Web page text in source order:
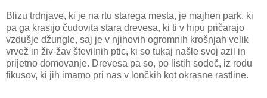
Blizu trdnjave, ki je na rtu starega mesta, je majhen park, ki
pa ga krasijo čudovita stara drevesa, ki ti v hipu pričarajo
vzdušje džungle, saj je v njihovih ogromnih krošnjah velik
vrvež in živ-žav številnih ptic, ki so tukaj našle svoj azil in
prijetno domovanje. Drevesa pa so, po listih sodeč, iz rodu
fikusov, ki jih imamo pri nas v lončkih kot okrasne rastline.